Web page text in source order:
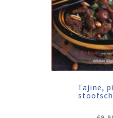
Tajine,